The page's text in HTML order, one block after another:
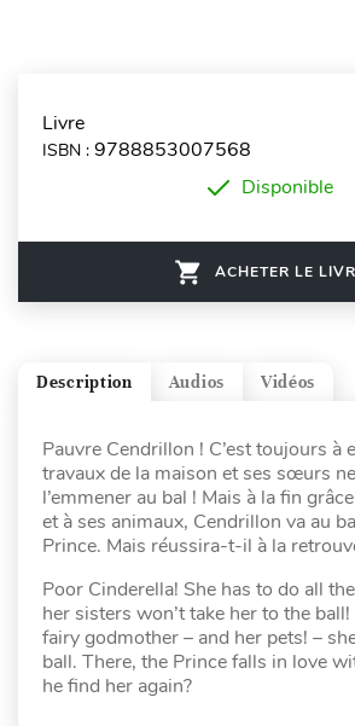
Livre
ISBN : 9788853007568
Disponible
ACHETER LE
Vidéos
Audios
Description
Pauvre Cendrillon ! C’est toujours à
travaux de la maison et ses sœurs
l’emmener au bal ! Mais à la fin
et à ses animaux, Cendrillon va au
Prince. Mais réussira-t-il à la
Poor Cinderella! She has to do all
her sisters won’t take her to the
fairy godmother – and her pets! –
ball. There, the Prince falls in love
he find her again?